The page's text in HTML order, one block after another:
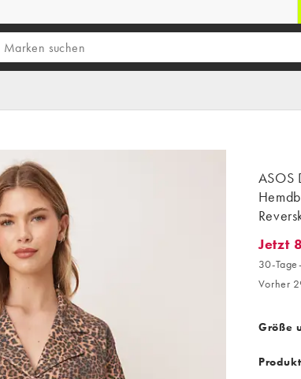
ASOS
Jetzt
Jetzt
30-
Vorher
Größe